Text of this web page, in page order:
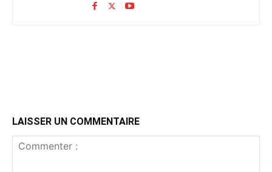
LAISSER UN COMMENTAIRE